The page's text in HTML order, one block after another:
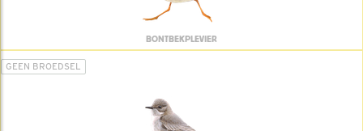
BONTBEKPLEVIER
GEEN BROEDSEL